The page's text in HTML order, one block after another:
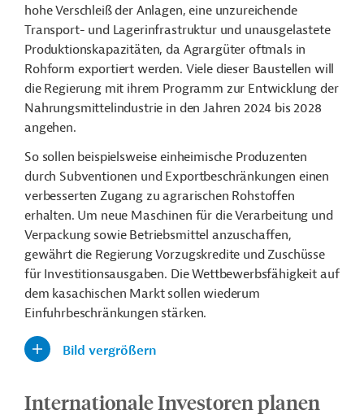
hohe Verschleiß der Anlagen, eine unzureichende
Transport- und Lagerinfrastruktur und unausgelastete
Produktionskapazitäten, da Agrargüter oftmals in
Rohform exportiert werden. Viele dieser Baustellen will
die Regierung mit ihrem Programm zur Entwicklung der
Nahrungsmittelindustrie in den Jahren 2024 bis 2028
angehen.
So sollen beispielsweise einheimische Produzenten
durch Subventionen und Exportbeschränkungen einen
verbesserten Zugang zu agrarischen Rohstoffen
erhalten. Um neue Maschinen für die Verarbeitung und
Verpackung sowie Betriebsmittel anzuschaffen,
gewährt die Regierung Vorzugskredite und Zuschüsse
für Investitionsausgaben. Die Wettbewerbsfähigkeit auf
dem kasachischen Markt sollen wiederum
Einfuhrbeschränkungen stärken.
Bild vergrößern
Internationale Investoren planen